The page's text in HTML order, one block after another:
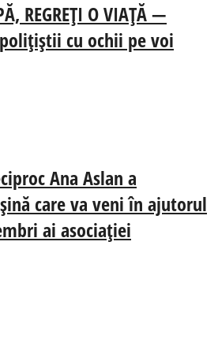
REGREȚI O VIAȚĂ —
polițiștii cu ochii pe voi
Ana Aslan a
care va veni în ajutorul
ai asociației